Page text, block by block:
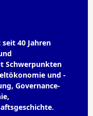
40 Jahren
Schwerpunkten
und -
Governance-